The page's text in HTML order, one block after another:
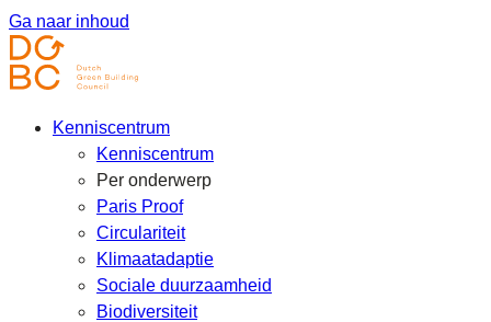
Ga naar inhoud
Kenniscentrum
Kenniscentrum
Per onderwerp
Paris Proof
Circulariteit
Klimaatadaptie
Sociale duurzaamheid
Biodiversiteit